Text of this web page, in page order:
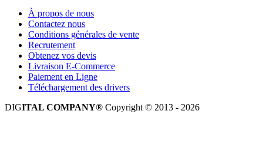
À propos de nous
Contactez nous
Conditions générales de vente
Recrutement
Obtenez vos devis
Livraison E-Commerce
Paiement en Ligne
Téléchargement des drivers
DIGITAL COMPANY® Copyright © 2013 - 2026